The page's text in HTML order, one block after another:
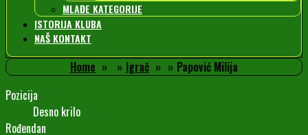
MLAĐE KATEGORIJE
ISTORIJA KLUBA
NAŠ KONTAKT
Home Igrač
Papović Milija
Pozicija
Desno krilo
Rođendan